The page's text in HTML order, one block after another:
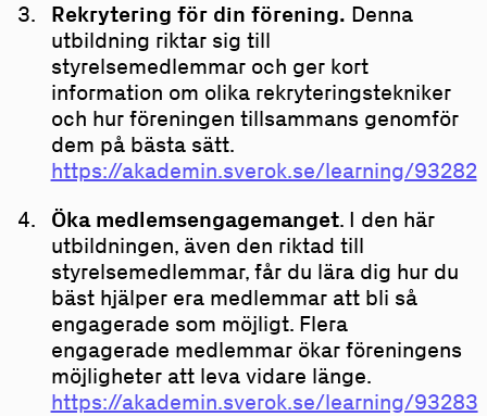
Rekrytering för din förening. Denna
utbildning riktar sig till
styrelsemedlemmar och ger kort
information om olika rekryteringstekniker
och hur föreningen tillsammans genomför
dem på bästa sätt.
https://akademin.sverok.se/learning/93282
Öka medlemsengagemanget. I den här
utbildningen, även den riktad till
styrelsemedlemmar, får du lära dig hur du
bäst hjälper era medlemmar att bli så
engagerade som möjligt. Flera
engagerade medlemmar ökar föreningens
möjligheter att leva vidare länge.
https://akademin.sverok.se/learning/93283